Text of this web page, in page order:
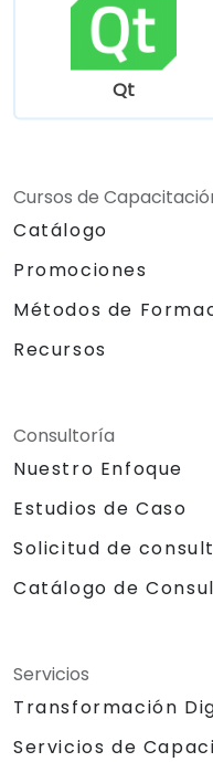
Qt
Cursos de
Catálogo
Promociones
Métodos de
Recursos
Consultoría
Nuestro Enfoque
Estudios de Caso
Solicitud de
Catálogo de
Servicios
Transformación
Servicios de